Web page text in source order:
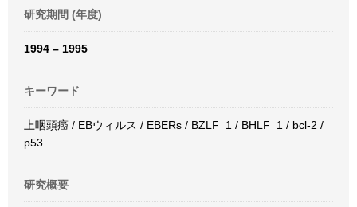
研究期間 (年度)
1994 – 1995
キーワード
上咽頭癌 / EBウィルス / EBERs / BZLF_1 / BHLF_1 / bcl-2 /
p53
研究概要